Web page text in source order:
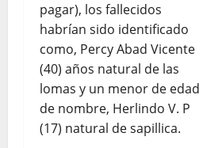
pagar), los fallecidos
habrían sido identificado
como, Percy Abad Vicente
(40) años natural de las
lomas y un menor de edad
de nombre, Herlindo V. P
(17) natural de sapillica.